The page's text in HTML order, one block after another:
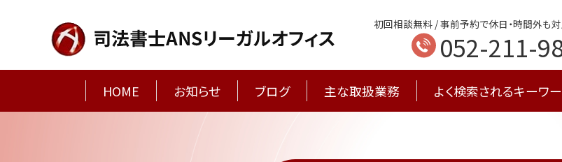
初回相談無料 / 事前予約で休日・時間外も
052-211-
HOME お知らせ ブログ 主な取扱業務 よく検索されるキーワ